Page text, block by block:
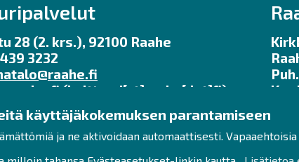
käyttäjäkokemuksen parantamiseen
ja ne aktivoidaan automaattisesti.
28 (2. krs.), 92100 Raahe
3232
raahe.fi (kulttuuri[at]raahe[dot]fi)
ma – pe klo 11 – 17
kesäaukioloajat:
11 – 17, la – su klo 12 – 16